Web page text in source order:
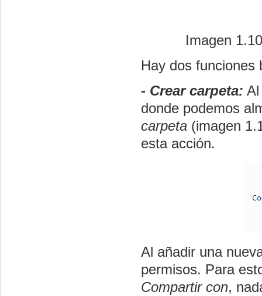
Imagen
Hay dos
- Crear carpeta:
donde podemos
carpeta (imagen
esta acción.
Al añadir una
permisos. Para
Compartir con,